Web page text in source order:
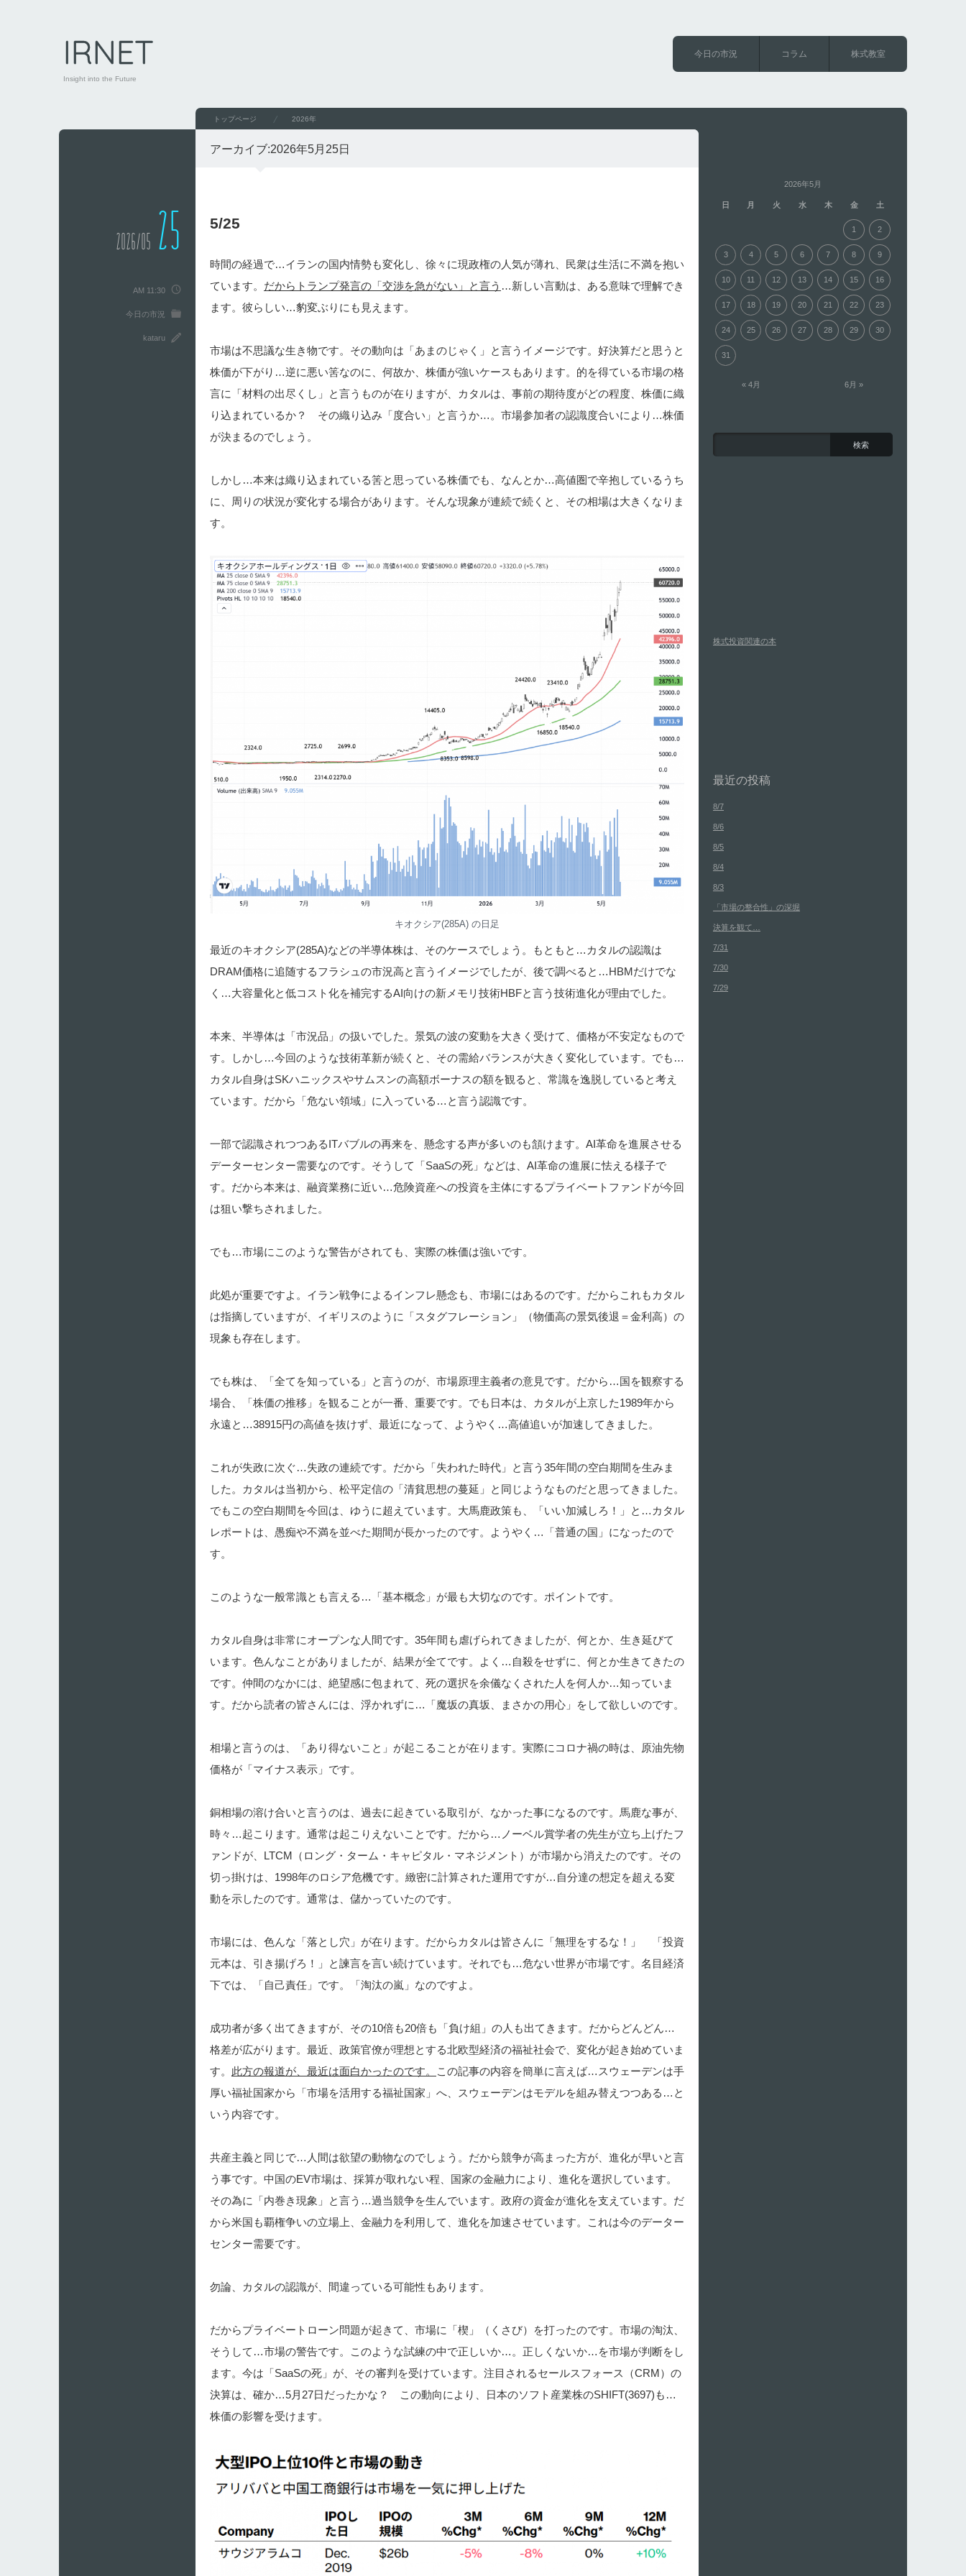
IRNET
Insight into the Future
今日の市況 コラム 株式教室
トップページ 2026年
アーカイブ:2026年5月25日
5/25
時間の経過で…イランの国内情勢も変化し、徐々に現政権の人気が薄れ、民衆は生活に不満を抱い
ています。 だからトランプ発言の「交渉を急がない」と言う …新しい言動は、ある意味で理解でき
ます。彼らしい…豹変ぶりにも見えます。
市場は不思議な生き物です。その動向は「あまのじゃく」と言うイメージです。好決算だと思うと
株価が下がり…逆に悪い筈なのに、何故か、株価が強いケースもあります。的を得ている市場の格
言に「材料の出尽くし」と言うものが在りますが、カタルは、事前の期待度がどの程度、株価に織
り込まれているか？ その織り込み「度合い」と言うか…。市場参加者の認識度合いにより…株価
が決まるのでしょう。
しかし…本来は織り込まれている筈と思っている株価でも、なんとか…高値圏で辛抱しているうち
に、周りの状況が変化する場合があります。そんな現象が連続で続くと、その相場は大きくなりま
す。
キオクシア(285A) の日足
最近のキオクシア(285A)などの半導体株は、そのケースでしょう。もともと…カタルの認識は
DRAM価格に追随するフラシュの市況高と言うイメージでしたが、後で調べると…HBMだけでな
く…大容量化と低コスト化を補完するAI向けの新メモリ技術HBFと言う技術進化が理由でした。
本来、半導体は「市況品」の扱いでした。景気の波の変動を大きく受けて、価格が不安定なもので
す。しかし…今回のような技術革新が続くと、その需給バランスが大きく変化しています。でも…
カタル自身はSKハニックスやサムスンの高額ボーナスの額を観ると、常識を逸脱していると考え
ています。だから「危ない領域」に入っている…と言う認識です。
一部で認識されつつあるITバブルの再来を、懸念する声が多いのも頷けます。AI革命を進展させる
データーセンター需要なのです。そうして「SaaSの死」などは、AI革命の進展に怯える様子で
す。だから本来は、融資業務に近い…危険資産への投資を主体にするプライベートファンドが今回
は狙い撃ちされました。
でも…市場にこのような警告がされても、実際の株価は強いです。
此処が重要ですよ。イラン戦争によるインフレ懸念も、市場にはあるのです。だからこれもカタル
は指摘していますが、イギリスのように「スタグフレーション」（物価高の景気後退＝金利高）の
現象も存在します。
でも株は、「全てを知っている」と言うのが、市場原理主義者の意見です。だから…国を観察する
場合、「株価の推移」を観ることが一番、重要です。でも日本は、カタルが上京した1989年から
永遠と…38915円の高値を抜けず、最近になって、ようやく…高値追いが加速してきました。
これが失政に次ぐ…失政の連続です。だから「失われた時代」と言う35年間の空白期間を生みま
した。カタルは当初から、松平定信の「清貧思想の蔓延」と同じようなものだと思ってきました。
でもこの空白期間を今回は、ゆうに超えています。大馬鹿政策も、「いい加減しろ！」と…カタル
レポートは、愚痴や不満を並べた期間が長かったのです。ようやく…「普通の国」になったので
す。
このような一般常識とも言える…「基本概念」が最も大切なのです。ポイントです。
カタル自身は非常にオープンな人間です。35年間も虐げられてきましたが、何とか、生き延びて
います。色んなことがありましたが、結果が全てです。よく…自殺をせずに、何とか生きてきたの
です。仲間のなかには、絶望感に包まれて、死の選択を余儀なくされた人を何人か…知っていま
す。だから読者の皆さんには、浮かれずに…「魔坂の真坂、まさかの用心」をして欲しいのです。
相場と言うのは、「あり得ないこと」が起こることが在ります。実際にコロナ禍の時は、原油先物
価格が「マイナス表示」です。
銅相場の溶け合いと言うのは、過去に起きている取引が、なかった事になるのです。馬鹿な事が、
時々…起こります。通常は起こりえないことです。だから…ノーベル賞学者の先生が立ち上げたフ
ァンドが、LTCM（ロング・ターム・キャピタル・マネジメント）が市場から消えたのです。その
切っ掛けは、1998年のロシア危機です。緻密に計算された運用ですが…自分達の想定を超える変
動を示したのです。通常は、儲かっていたのです。
市場には、色んな「落とし穴」が在ります。だからカタルは皆さんに「無理をするな！」 「投資
元本は、引き揚げろ！」と諫言を言い続けています。それでも…危ない世界が市場です。名目経済
下では、「自己責任」です。「淘汰の嵐」なのですよ。
成功者が多く出てきますが、その10倍も20倍も「負け組」の人も出てきます。だからどんどん…
格差が広がります。最近、政策官僚が理想とする北欧型経済の福祉社会で、変化が起き始めていま
す。 此方の報道が、最近は面白かったのです。
この記事の内容を簡単に言えば…スウェーデンは手
厚い福祉国家から「市場を活用する福祉国家」へ、スウェーデンはモデルを組み替えつつある…と
いう内容です。
共産主義と同じで…人間は欲望の動物なのでしょう。だから競争が高まった方が、進化が早いと言
う事です。中国のEV市場は、採算が取れない程、国家の金融力により、進化を選択しています。
その為に「内巻き現象」と言う…過当競争を生んでいます。政府の資金が進化を支えています。だ
から米国も覇権争いの立場上、金融力を利用して、進化を加速させています。これは今のデーター
センター需要です。
勿論、カタルの認識が、間違っている可能性もあります。
だからプライベートローン問題が起きて、市場に「楔」（くさび）を打ったのです。市場の淘汰、
そうして…市場の警告です。このような試練の中で正しいか…。正しくないか…を市場が判断をし
ます。今は「SaaSの死」が、その審判を受けています。注目されるセールスフォース（CRM）の
決算は、確か…5月27日だったかな？ この動向により、日本のソフト産業株のSHIFT(3697)も…
株価の影響を受けます。
2026/05 25
AM 11:30
今日の市況
kataru
2026年5月
日 月 火 水 木 金 土
« 4月 6月 »
1 2
3 4 5 6 7 8 9
10 11 12 13 14 15 16
17 18 19 20 21 22 23
24 25 26 27 28 29 30
31
株式投資関連の本
最近の投稿
8/7
8/6
8/5
8/4
8/3
「市場の整合性」の深堀
決算を観て…
7/31
7/30
7/29